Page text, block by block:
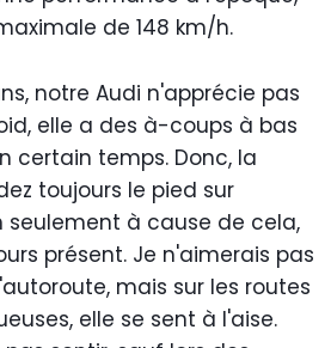
de 148 km/h.
notre Audi n'apprécie pas
elle a des à-coups à bas
certain temps. Donc, la
toujours le pied sur
seulement à cause de cela,
présent. Je n'aimerais pas
mais sur les routes
elle se sent à l'aise.